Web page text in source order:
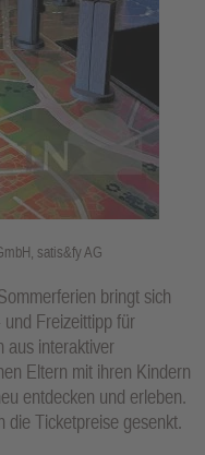
satis&fy AG
bringt sich
und Freizeittipp für
aus interaktiver
Eltern mit ihren Kindern
entdecken und erleben.
Ticketpreise gesenkt.